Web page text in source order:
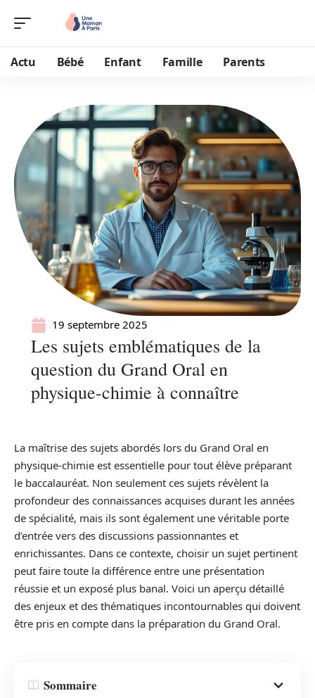
Actu Bébé Enfant Famille Parents
19 septembre 2025
Les sujets emblématiques de la
question du Grand Oral en
physique-chimie à connaître
La maîtrise des sujets abordés lors du Grand Oral en
physique-chimie est essentielle pour tout élève préparant
le baccalauréat. Non seulement ces sujets révèlent la
profondeur des connaissances acquises durant les années
de spécialité, mais ils sont également une véritable porte
d’entrée vers des discussions passionnantes et
enrichissantes. Dans ce contexte, choisir un sujet pertinent
peut faire toute la différence entre une présentation
réussie et un exposé plus banal. Voici un aperçu détaillé
des enjeux et des thématiques incontournables qui doivent
être pris en compte dans la préparation du Grand Oral.
Sommaire